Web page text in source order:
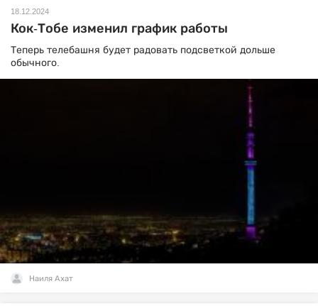
18.12.2024
Кок-Тобе изменил график работы
Теперь телебашня будет радовать подсветкой дольше
обычного.
Наиля Ахат